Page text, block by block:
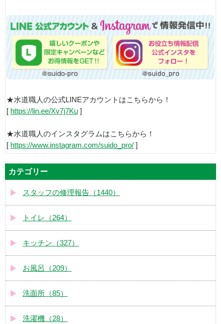
★水道職人の公式LINEアカウントはこちらから！
[ https://lin.ee/Xv7j7Ku ]
★水道職人のインスタグラムはこちらから！
[ https://www.instagram.com/suido_pro/ ]
カテゴリー
スタッフの修理報告（1440）
トイレ（264）
キッチン（327）
お風呂（209）
洗面所（85）
洗濯機（28）